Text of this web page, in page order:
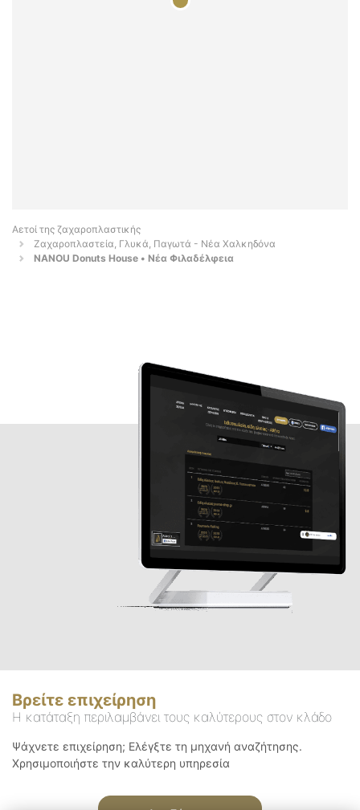
Αετοί της ζαχαροπλαστικής
Ζαχαροπλαστεία, Γλυκά, Παγωτά - Νέα Χαλκηδόνα
NANOU Donuts House • Νέα Φιλαδέλφεια
Βρείτε επιχείρηση
Η κατάταξη περιλαμβάνει τους καλύτερους στον κλάδο
Ψάχνετε επιχείρηση; Ελέγξτε τη μηχανή αναζήτησης.
Χρησιμοποιήστε την καλύτερη υπηρεσία